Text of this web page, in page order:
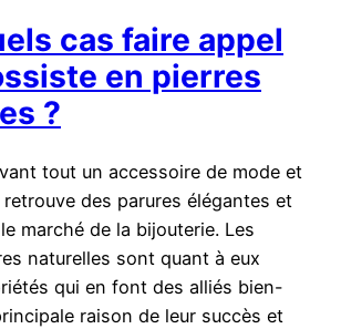
cas faire appel
en pierres
?
tout un accessoire de mode et
retrouve des parures élégantes et
marché de la bijouterie. Les
naturelles sont quant à eux
qui en font des alliés bien-
raison de leur succès et